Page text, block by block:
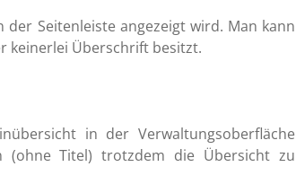
Seitenleiste angezeigt wird. Man kann
keinerlei Überschrift besitzt.
in der Verwaltungsoberfläche
(ohne Titel) trotzdem die Übersicht zu